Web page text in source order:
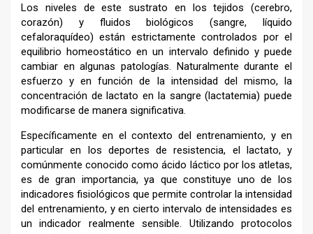
Los niveles de este sustrato en los tejidos (cerebro,
corazón) y fluidos biológicos (sangre, líquido
cefaloraquídeo) están estrictamente controlados por el
equilibrio homeostático en un intervalo definido y puede
cambiar en algunas patologías. Naturalmente durante el
esfuerzo y en función de la intensidad del mismo, la
concentración de lactato en la sangre (lactatemia) puede
modificarse de manera significativa.
Específicamente en el contexto del entrenamiento, y en
particular en los deportes de resistencia, el lactato, y
comúnmente conocido como ácido láctico por los atletas,
es de gran importancia, ya que constituye uno de los
indicadores fisiológicos que permite controlar la intensidad
del entrenamiento, y en cierto intervalo de intensidades es
un indicador realmente sensible. Utilizando protocolos